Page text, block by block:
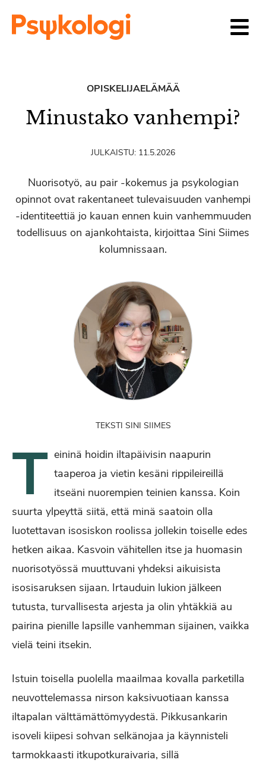
OPISKELIJAELÄMÄÄ
Minustako vanhempi?
JULKAISTU: 11.5.2026
Nuorisotyö, au pair -kokemus ja psykologian
opinnot ovat rakentaneet tulevaisuuden vanhempi
-identiteettiä jo kauan ennen kuin vanhemmuuden
todellisuus on ajankohtaista, kirjoittaa Sini Siimes
kolumnissaan.
TEKSTI SINI SIIMES
T eininä hoidin iltapäivisin naapurin
taaperoa ja vietin kesäni rippileireillä
itseäni nuorempien teinien kanssa. Koin
suurta ylpeyttä siitä, että minä saatoin olla
luotettavan isosiskon roolissa jollekin toiselle edes
hetken aikaa. Kasvoin vähitellen itse ja huomasin
nuorisotyössä muuttuvani yhdeksi aikuisista
isosisaruksen sijaan. Irtauduin lukion jälkeen
tutusta, turvallisesta arjesta ja olin yhtäkkiä au
pairina pienille lapsille vanhemman sijainen, vaikka
vielä teini itsekin.
Istuin toisella puolella maailmaa kovalla parketilla
neuvottelemassa nirson kaksivuotiaan kanssa
iltapalan välttämättömyydestä. Pikkusankarin
isoveli kiipesi sohvan selkänojaa ja käynnisteli
tarmokkaasti itkupotkuraivaria, sillä